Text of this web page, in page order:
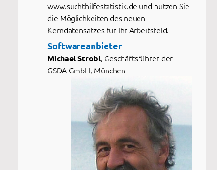
www.suchthilfestatistik.de und nutzen Sie
die Möglichkeiten des neuen
Kerndatensatzes für Ihr Arbeitsfeld.
Softwareanbieter
Michael Strobl, Geschäftsführer der
GSDA GmbH, München